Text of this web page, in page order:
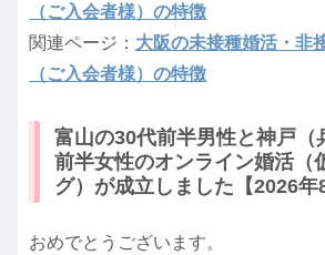
（ご入会者様）の特徴
関連ページ： 大阪の未接種婚活・非
（ご入会者様）の特徴
富山の30代前半男性と神戸（
前半女性のオンライン婚活（
グ）が成立しました【2026年
おめでとうございます。